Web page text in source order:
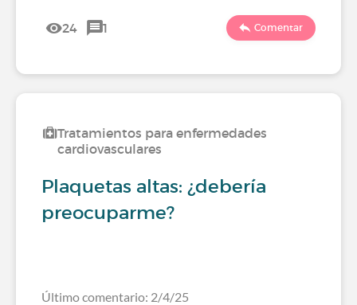
24 1 Comentar
Tratamientos para enfermedades
cardiovasculares
Plaquetas altas: ¿debería
preocuparme?
Último comentario: 2/4/25